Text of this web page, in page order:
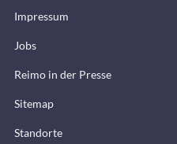
Impressum
Jobs
Reimo in der Presse
Sitemap
Standorte